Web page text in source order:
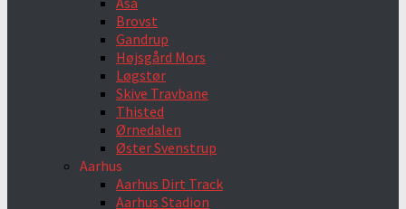
Brovst
Gandrup
Højsgård Mors
Løgstør
Skive Travbane
Thisted
Ørnedalen
Øster Svenstrup
Aarhus
Aarhus Dirt Track
Aarhus Stadion